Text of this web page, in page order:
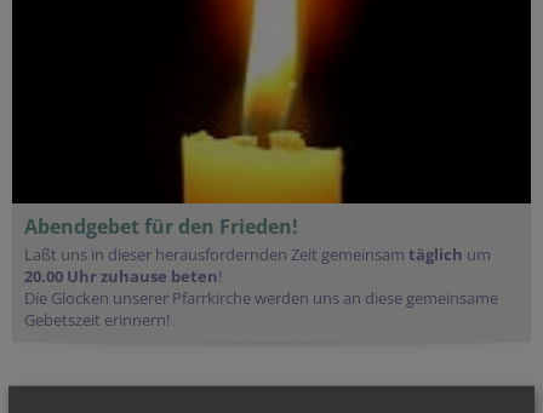
Abendgebet für den Frieden!
Laßt uns in dieser herausfordernden Zeit gemeinsam täglich um
20.00 Uhrzuhause beten!
Die Glocken unserer Pfarrkirche werden uns an diese gemeinsame
Gebetszeit erinnern!